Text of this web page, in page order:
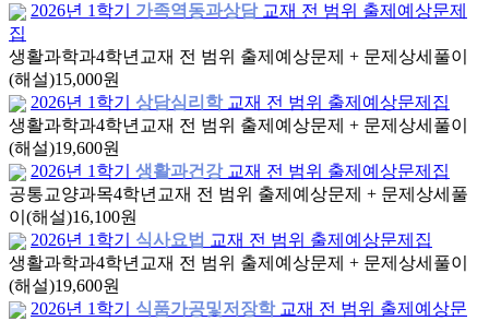
2026년 1학기
가족역동과상담 교재 전 범위 출제예상문제
집
생활과학과4학년 교재 전 범위 출제예상문제 + 문제상세풀이
(해설)15,000원
2026년 1학기
상담심리학 교재 전 범위 출제예상문제집
생활과학과4학년 교재 전 범위 출제예상문제 + 문제상세풀이
(해설)19,600원
2026년 1학기
생활과건강 교재 전 범위 출제예상문제집
공통교양과목4학년 교재 전 범위 출제예상문제 + 문제상세풀
이(해설)16,100원
2026년 1학기
식사요법 교재 전 범위 출제예상문제집
생활과학과4학년 교재 전 범위 출제예상문제 + 문제상세풀이
(해설)19,600원
2026년 1학기
식품가공및저장학 교재 전 범위 출제예상문